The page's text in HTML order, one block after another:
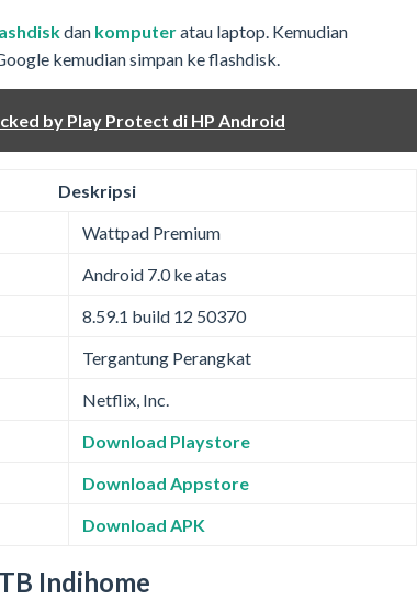
dan komputeratau laptop. Kemudian
kemudian simpan ke flashdisk.
by Play Protect di HP Android
Deskripsi
Wattpad Premium
Android 7.0 ke atas
8.59.1 build 12 50370
Tergantung Perangkat
Netflix, Inc.
Download Playstore
Download Appstore
Download APK
Indihome